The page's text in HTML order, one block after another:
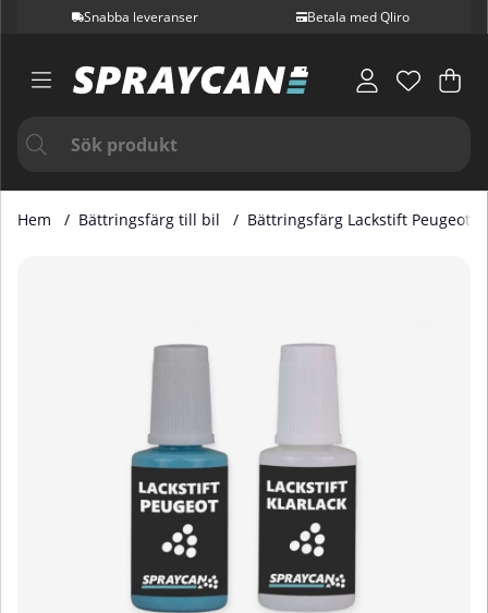
Snabba leveranser Betala med Qliro
.
Hem Bättringsfärg till bil Bättringsfärg Lackstift Peugeot